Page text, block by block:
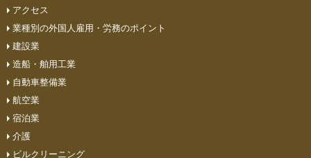
アクセス
業種別の外国人雇用・労務のポイント
建設業
造船・舶用工業
自動車整備業
航空業
宿泊業
介護
ビルクリーニング